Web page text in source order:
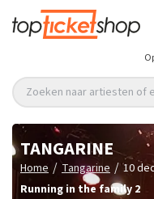
Zoeken naar artiesten of
TANGARINE
Home / Tangarine / 10
Running in the family 2